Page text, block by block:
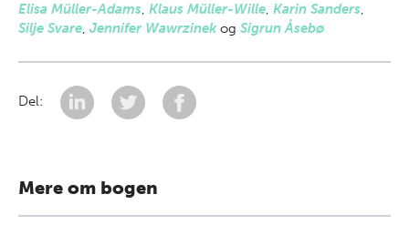
Elisa Müller-Adams, Klaus Müller-Wille, Karin Sanders,
Silje Svare, Jennifer Wawrzinekog Sigrun Åsebø
Del:
Mere om bogen